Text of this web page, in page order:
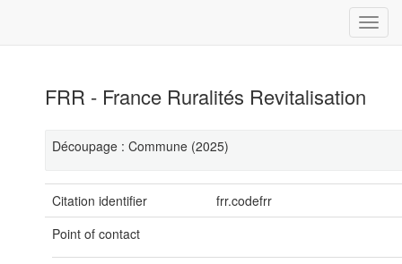
FRR - France Ruralités Revitalisation
Découpage : Commune (2025)
Citation identifier
frr.codefrr
Point of contact